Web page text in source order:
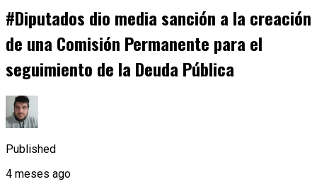
#Diputados dio media sanción a la creación
de una Comisión Permanente para el
seguimiento de la Deuda Pública
Published
4 meses ago